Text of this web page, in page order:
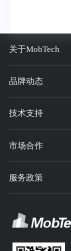
关于MobTech
品牌动态
技术支持
市场合作
服务政策